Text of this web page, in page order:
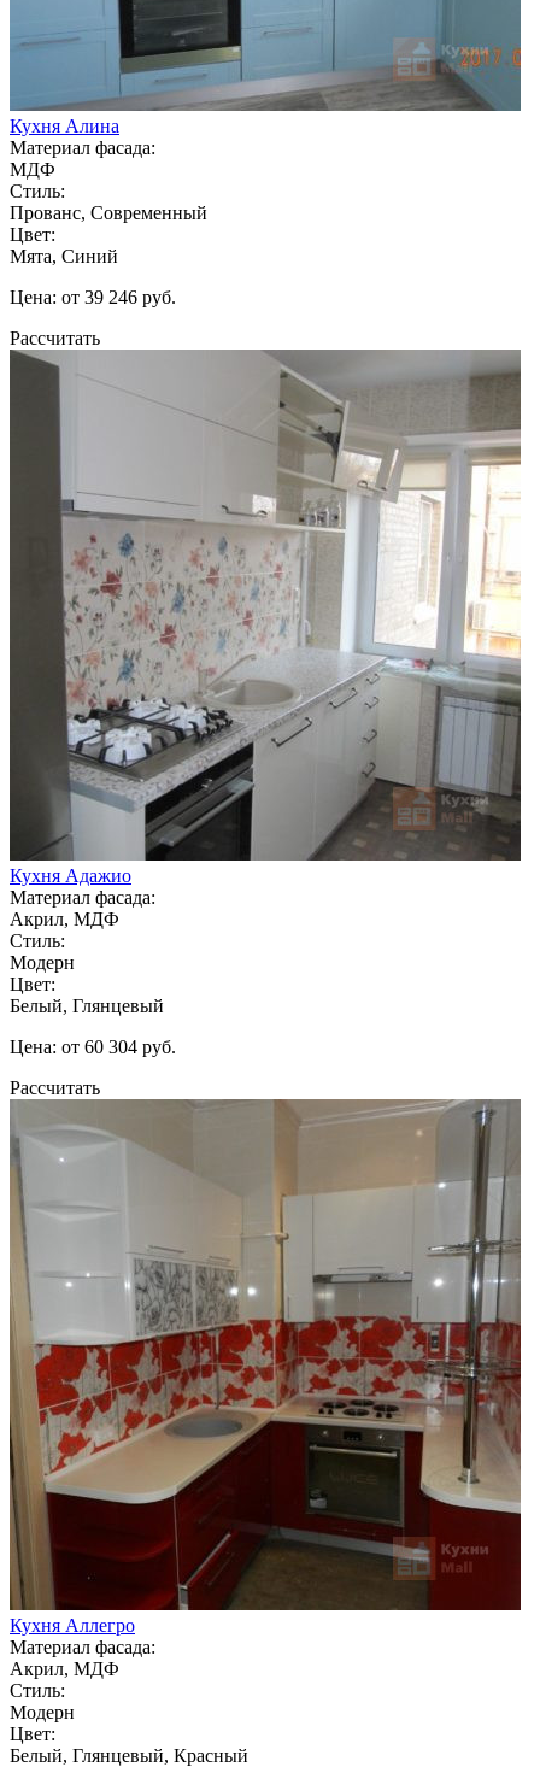
Кухня Алина
Материал фасада:
МДФ
Стиль:
Прованс, Современный
Цвет:
Мята, Синий
Цена: от 39 246 руб.
Рассчитать
Кухня Адажио
Материал фасада:
Акрил, МДФ
Стиль:
Модерн
Цвет:
Белый, Глянцевый
Цена: от 60 304 руб.
Рассчитать
Кухня Аллегро
Материал фасада:
Акрил, МДФ
Стиль:
Модерн
Цвет:
Белый, Глянцевый, Красный